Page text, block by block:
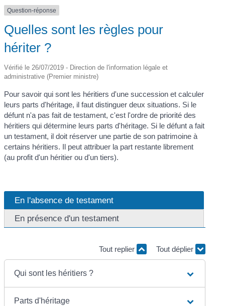
Question-réponse
Quelles sont les règles pour
hériter ?
Vérifié le 26/07/2019 - Direction de l'information légale et
administrative (Premier ministre)
Pour savoir qui sont les héritiers d'une succession et calculer
leurs parts d'héritage, il faut distinguer deux situations. Si le
défunt n'a pas fait de testament, c'est l'ordre de priorité des
héritiers qui détermine leurs parts d'héritage. Si le défunt a fait
un testament, il doit réserver une partie de son patrimoine à
certains héritiers. Il peut attribuer la part restante librement
(au profit d'un héritier ou d'un tiers).
En l'absence de testament
En présence d'un testament
Tout replier Tout déplier
Qui sont les héritiers ?
Parts d'héritage